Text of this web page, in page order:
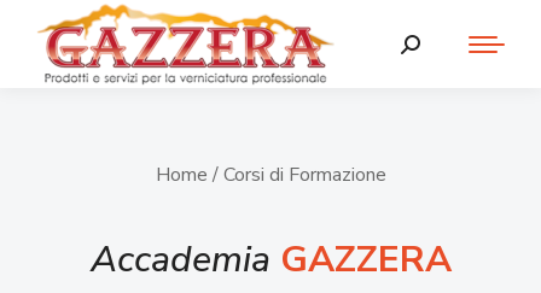
Home / Corsi di Formazione
Accademia GAZZERA